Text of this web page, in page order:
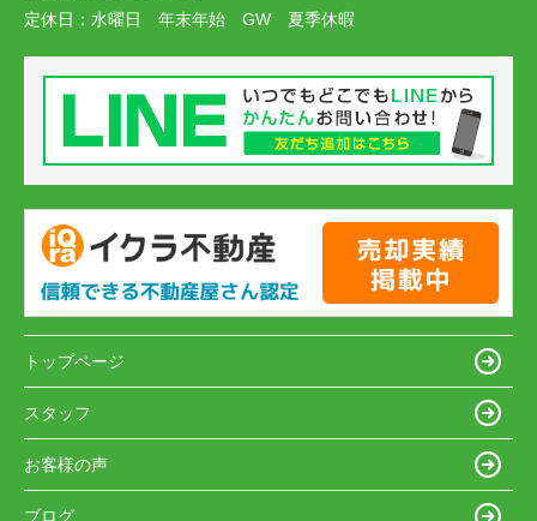
定休日： 水曜日 年末年始 GW 夏季休暇
トップページ
スタッフ
お客様の声
ブログ